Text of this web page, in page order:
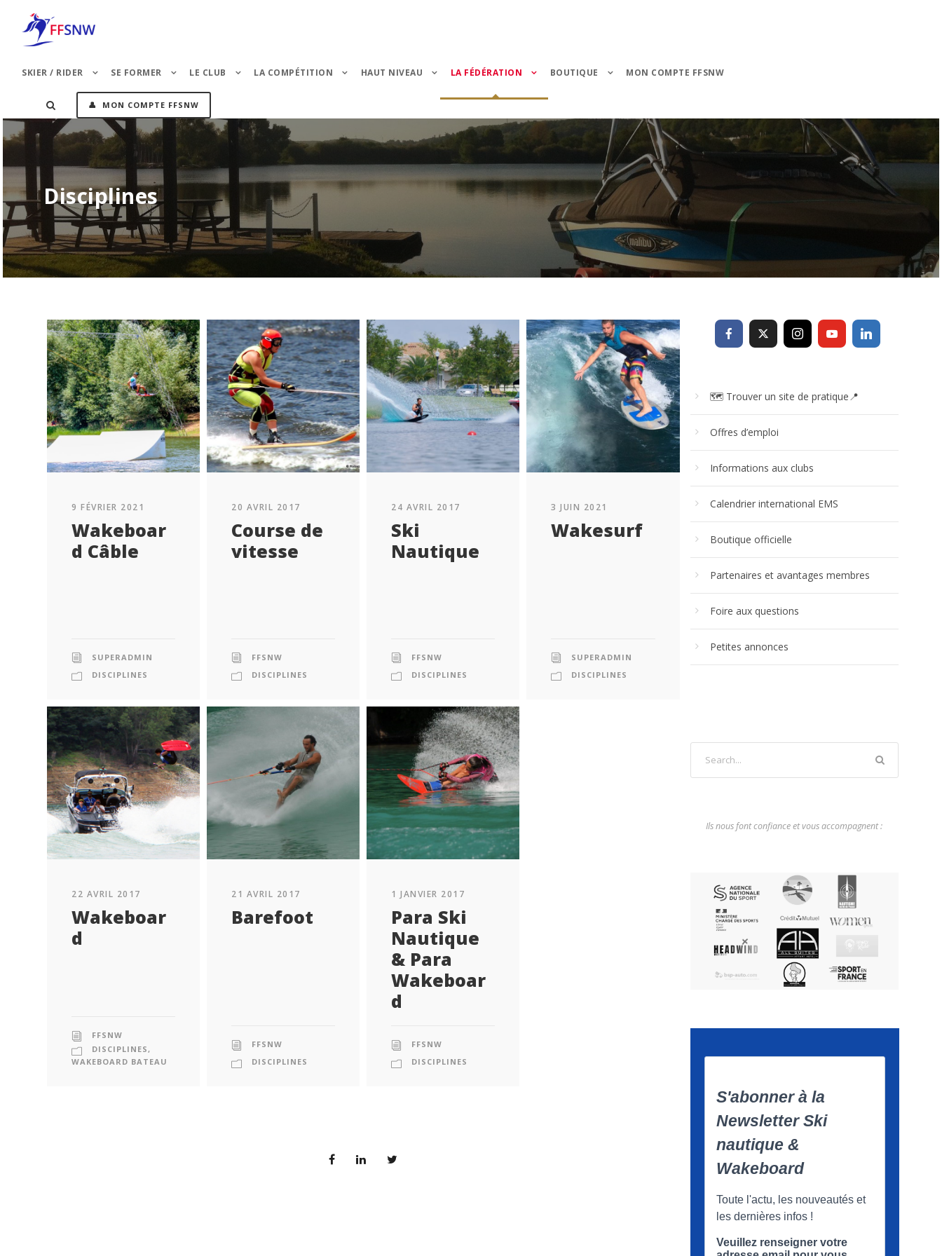
SKIER / RIDER SE FORMER LE CLUB LA COMPÉTITION HAUT NIVEAU LA FÉDÉRATION BOUTIQUE MON COMPTE FFSNW
👤 MON COMPTE FFSNW
Disciplines
9 FÉVRIER 2021
Wakeboar
d Câble
SUPERADMIN
DISCIPLINES
20 AVRIL 2017
Course de
vitesse
FFSNW
DISCIPLINES
24 AVRIL 2017
Ski
Nautique
FFSNW
DISCIPLINES
3 JUIN 2021
Wakesurf
SUPERADMIN
DISCIPLINES
22 AVRIL 2017
Wakeboar
d
FFSNW
DISCIPLINES,
WAKEBOARD BATEAU
21 AVRIL 2017
Barefoot
FFSNW
DISCIPLINES
1 JANVIER 2017
Para Ski
Nautique
& Para
Wakeboar
d
FFSNW
DISCIPLINES
🗺 Trouver un site de pratique📍
Offres d’emploi
Informations aux clubs
Calendrier international EMS
Boutique officielle
Partenaires et avantages membres
Foire aux questions
Petites annonces
Ils nous font confiance et vous accompagnent :